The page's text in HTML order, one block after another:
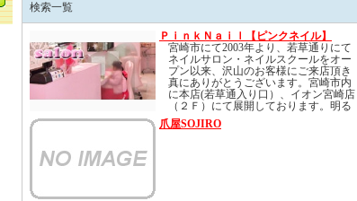
検索一覧
ＰｉｎｋＮａｉｌ【ピンクネイル】
宮崎市にて2003年より、若草通りにて
ネイルサロン・ネイルスクールをオー
プン以来、沢山のお客様にご来店頂き
真にありがとうございます。宮崎市内
に本店(若草通入り口）、イオン宮崎店
（２Ｆ）にて展開しております。明る
い店内には４００種類以上のネイルポ
リッシュや１００種類以上のネイルア
爪屋SOJIRO